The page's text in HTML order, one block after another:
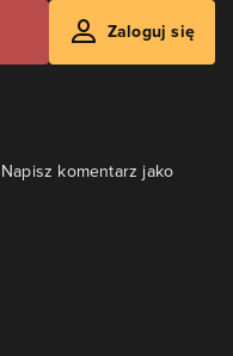
Zaloguj się
komentarz jako